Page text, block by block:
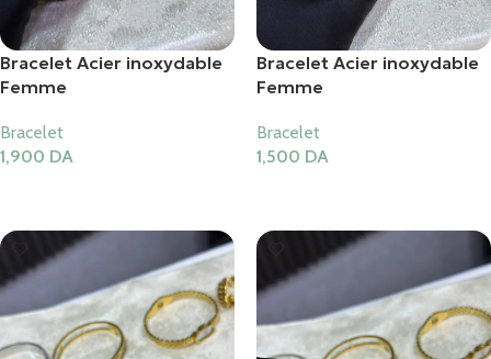
Bracelet Acier inoxydable
Femme
Bracelet
1,900 DA
Bracelet Acier inoxydable
Femme
Bracelet
1,500 DA